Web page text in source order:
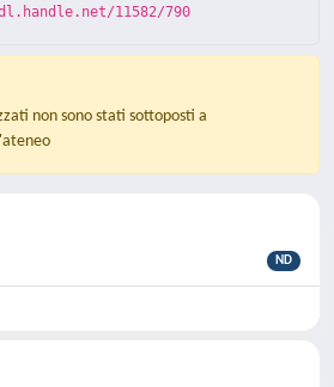
11582/790
non sono stati sottoposti a
ND